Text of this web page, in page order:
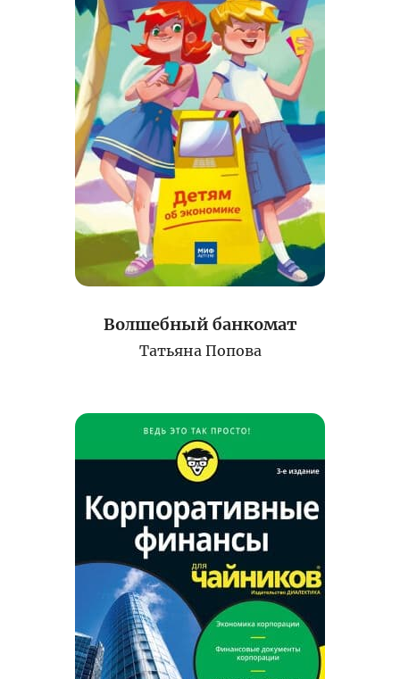
Волшебный банкомат
Татьяна Попова